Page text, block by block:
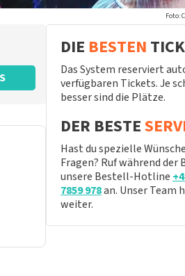
Foto:
DIE BESTEN
Das System reserviert
verfügbaren Tickets. Je
besser sind die Plätze.
DER BESTE
Hast du spezielle
Fragen? Ruf während der
unsere Bestell-Hotline
7859 978an. Unser Team
weiter.